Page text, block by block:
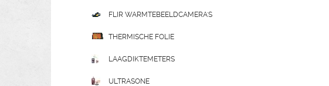
FLIR WARMTEBEELDCAMERA'S
THERMISCHE FOLIE
LAAGDIKTEMETERS
ULTRASONE